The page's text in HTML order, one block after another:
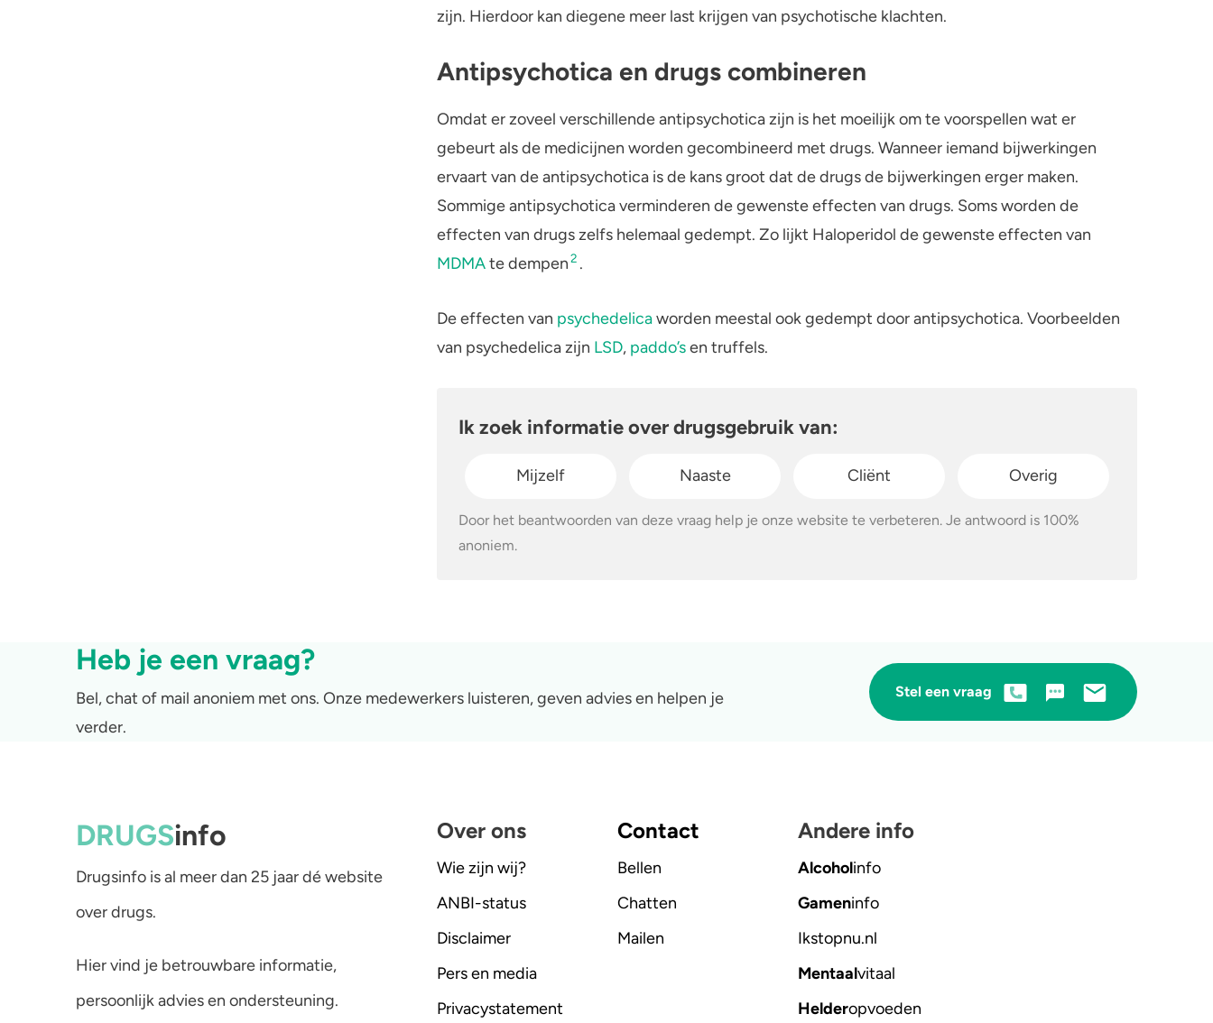
zijn. Hierdoor kan diegene meer last krijgen van psychotische klachten.
Antipsychotica en drugs combineren
Omdat er zoveel verschillende antipsychotica zijn is het moeilijk om te voorspellen wat er
gebeurt als de medicijnen worden gecombineerd met drugs. Wanneer iemand bijwerkingen
ervaart van de antipsychotica is de kans groot dat de drugs de bijwerkingen erger maken.
Sommige antipsychotica verminderen de gewenste effecten van drugs. Soms worden de
effecten van drugs zelfs helemaal gedempt. Zo lijkt Haloperidol de gewenste effecten van
MDMAte dempen2 .
De effecten van psychedelicaworden meestal ook gedempt door antipsychotica. Voorbeelden
van psychedelica zijn LSD, paddo’sen truffels.
Ik zoek informatie over drugsgebruik van:
Mijzelf Naaste Cliënt Overig
Door het beantwoorden van deze vraag help je onze website te verbeteren. Je antwoord is 100%
anoniem.
Heb je een vraag?
Bel, chat of mail anoniem met ons. Onze medewerkers luisteren, geven advies en helpen je
verder.
Stel een vraag
DRUGSinfo
Drugsinfo is al meer dan 25 jaar dé website
over drugs.
Hier vind je betrouwbare informatie,
persoonlijk advies en ondersteuning.
Over ons
Wie zijn wij?
ANBI-status
Disclaimer
Pers en media
Privacystatement
Contact
Bellen
Chatten
Mailen
Andere info
Alcoholinfo
Gameninfo
Ikstopnu.nl
Mentaalvitaal
Helderopvoeden